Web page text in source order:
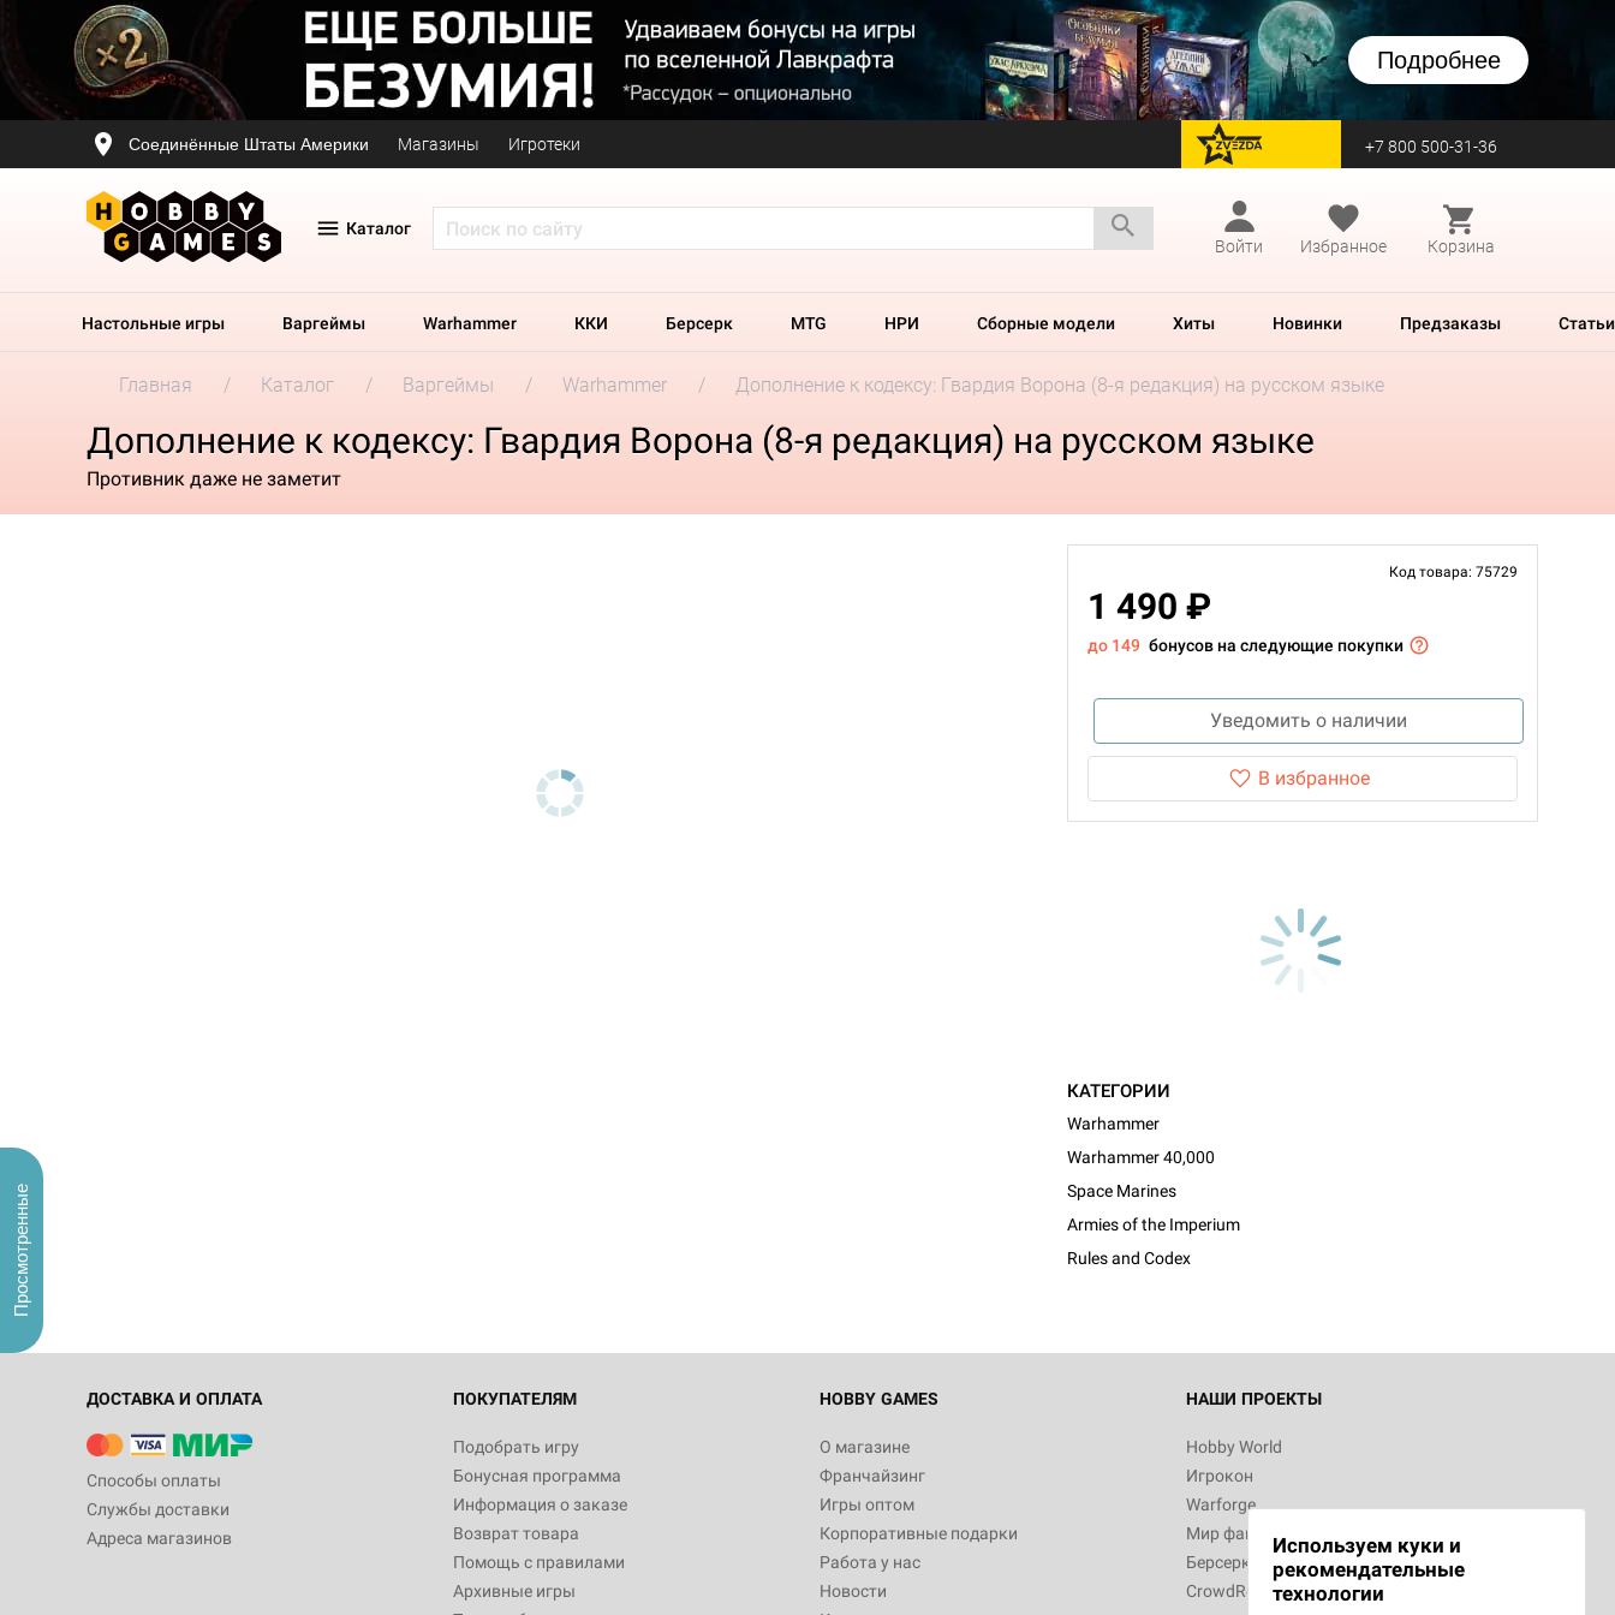
Подробнее
Соединённые Штаты Америки Магазины Игротеки перейти на Zvezda +7 800 500-31-36
Каталог
Войти
Избранное Корзина
Настольные игры Варгеймы Warhammer ККИ Берсерк MTG НРИ Сборные модели Хиты Новинки Предзаказы Статьи
Главная Каталог Варгеймы Warhammer Дополнение к кодексу: Гвардия Ворона (8-я редакция) на русском языке
Дополнение к кодексу: Гвардия Ворона (8-я редакция) на русском языке
Противник даже не заметит
Код товара: 75729
1 490 ₽
до 149 бонусов на следующие покупки
Уведомить о наличии
В избранное
КАТЕГОРИИ
Warhammer
Warhammer 40,000
Space Marines
Armies of the Imperium
Rules and Codex
ДОСТАВКА И ОПЛАТА
Способы оплаты
Службы доставки
Адреса магазинов
ПОКУПАТЕЛЯМ
Подобрать игру
Бонусная программа
Информация о заказе
Возврат товара
Помощь с правилами
Архивные игры
HOBBY GAMES
О магазине
Франчайзинг
Игры оптом
Корпоративные подарки
Работа у нас
Новости
НАШИ ПРОЕКТЫ
Hobby World
Игрокон
Warforge
Мир фантастики
Берсерк
CrowdRepublic
Используем куки и
рекомендательные
технологии
Просмотренные
"Мир фантастики. Спецвыпуск: Братья
империи: Боевая тревога
799
Настольная игра Hobby World Сумерки
империи. Четвёртая редакция: Грозовой
Рубеж
12 990